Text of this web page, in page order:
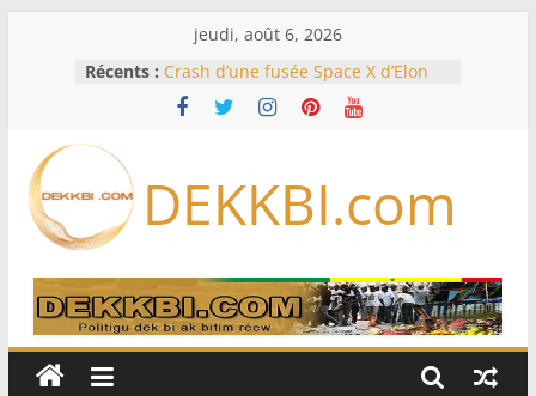
jeudi, août 6, 2026
Récents : Crash d’une fusée Space X d’Elon
Musk sur la Lune: entre pollution
spatiale et ouverture sur la
Diallo devrait assurer l’intérim des
Lions en septembre
sélectionneurs sur 10 déjà partis
Sécheresse: Faut-il stocker l’eau?
À Ceuta, le bilan des morts monte à
75 côté espagnol, 11 côté marocain
DEKKBI.com